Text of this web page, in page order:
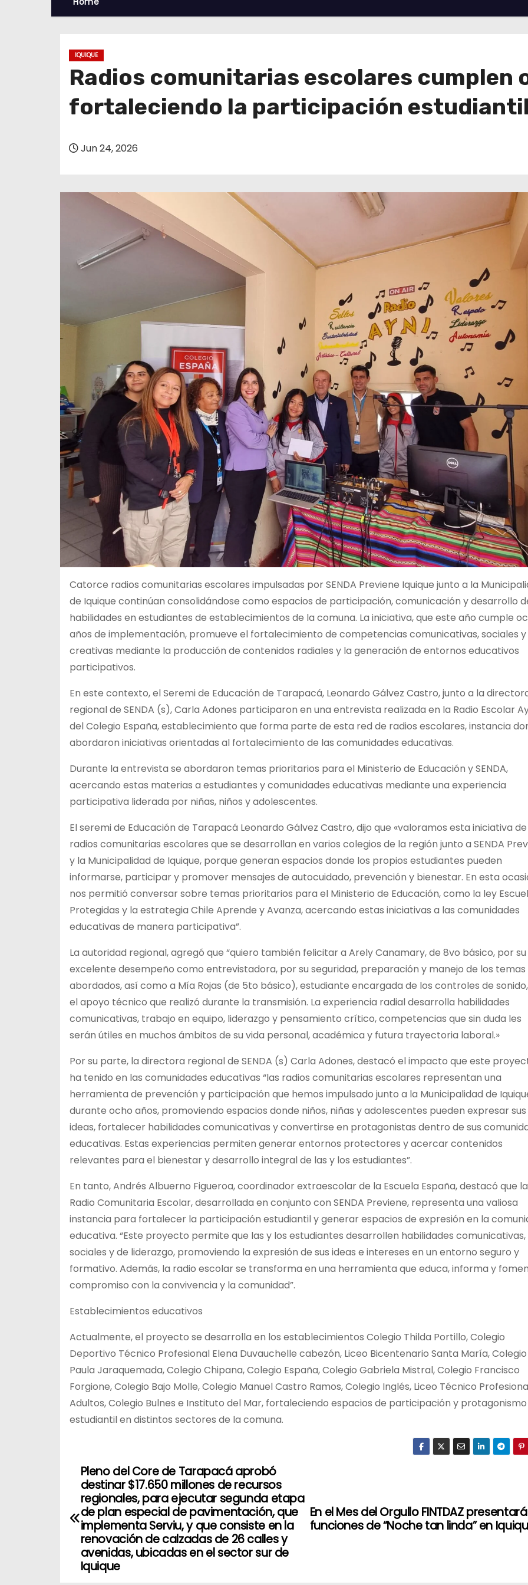
IQUIQUE
Radios comunitarias escolares cumplen
fortaleciendo la participación
Jun 24, 2026
Catorce radios comunitarias escolares impulsadas por SENDA Previene Iquique junto a la
de Iquique continúan consolidándose como espacios de participación, comunicación y desarrollo
habilidades en estudiantes de establecimientos de la comuna. La iniciativa, que este año cumple
años de implementación, promueve el fortalecimiento de competencias comunicativas, sociales y
creativas mediante la producción de contenidos radiales y la generación de entornos educativos
participativos.
En este contexto, el Seremi de Educación de Tarapacá, Leonardo Gálvez Castro, junto a la
regional de SENDA (s), Carla Adones participaron en una entrevista realizada en la Radio Escolar
del Colegio España, establecimiento que forma parte de esta red de radios escolares, instancia
abordaron iniciativas orientadas al fortalecimiento de las comunidades educativas.
Durante la entrevista se abordaron temas prioritarios para el Ministerio de Educación y SENDA,
acercando estas materias a estudiantes y comunidades educativas mediante una experiencia
participativa liderada por niñas, niños y adolescentes.
El seremi de Educación de Tarapacá Leonardo Gálvez Castro, dijo que «valoramos esta iniciativa de
radios comunitarias escolares que se desarrollan en varios colegios de la región junto a SENDA
y la Municipalidad de Iquique, porque generan espacios donde los propios estudiantes pueden
informarse, participar y promover mensajes de autocuidado, prevención y bienestar. En esta
nos permitió conversar sobre temas prioritarios para el Ministerio de Educación, como la ley
Protegidas y la estrategia Chile Aprende y Avanza, acercando estas iniciativas a las comunidades
educativas de manera participativa”.
La autoridad regional, agregó que “quiero también felicitar a Arely Canamary, de 8vo básico, por su
excelente desempeño como entrevistadora, por su seguridad, preparación y manejo de los temas
abordados, así como a Mía Rojas (de 5to básico), estudiante encargada de los controles de
el apoyo técnico que realizó durante la transmisión. La experiencia radial desarrolla habilidades
comunicativas, trabajo en equipo, liderazgo y pensamiento crítico, competencias que sin duda les
serán útiles en muchos ámbitos de su vida personal, académica y futura trayectoria laboral.»
Por su parte, la directora regional de SENDA (s) Carla Adones, destacó el impacto que este
ha tenido en las comunidades educativas “las radios comunitarias escolares representan una
herramienta de prevención y participación que hemos impulsado junto a la Municipalidad de
durante ocho años, promoviendo espacios donde niños, niñas y adolescentes pueden expresar sus
ideas, fortalecer habilidades comunicativas y convertirse en protagonistas dentro de sus
educativas. Estas experiencias permiten generar entornos protectores y acercar contenidos
relevantes para el bienestar y desarrollo integral de las y los estudiantes”.
En tanto, Andrés Albuerno Figueroa, coordinador extraescolar de la Escuela España, destacó que la
Radio Comunitaria Escolar, desarrollada en conjunto con SENDA Previene, representa una valiosa
instancia para fortalecer la participación estudiantil y generar espacios de expresión en la
educativa. “Este proyecto permite que las y los estudiantes desarrollen habilidades comunicativas,
sociales y de liderazgo, promoviendo la expresión de sus ideas e intereses en un entorno seguro y
formativo. Además, la radio escolar se transforma en una herramienta que educa, informa y
compromiso con la convivencia y la comunidad”.
Establecimientos educativos
Actualmente, el proyecto se desarrolla en los establecimientos Colegio Thilda Portillo, Colegio
Deportivo Técnico Profesional Elena Duvauchelle cabezón, Liceo Bicentenario Santa María, Colegio
Paula Jaraquemada, Colegio Chipana, Colegio España, Colegio Gabriela Mistral, Colegio Francisco
Forgione, Colegio Bajo Molle, Colegio Manuel Castro Ramos, Colegio Inglés, Liceo Técnico
Adultos, Colegio Bulnes e Instituto del Mar, fortaleciendo espacios de participación y protagonismo
estudiantil en distintos sectores de la comuna.
N
v
En el Mes del Orgullo FINTDAZ presentará
funciones de “Noche tan linda” en
Pleno del Core de Tarapacá aprobó
destinar $17.650 millones de recursos
regionales, para ejecutar segunda etapa
de plan especial de pavimentación, que
implementa Serviu, y que consiste en la
renovación de calzadas de 26 calles y
avenidas, ubicadas en el sector sur de
Iquique